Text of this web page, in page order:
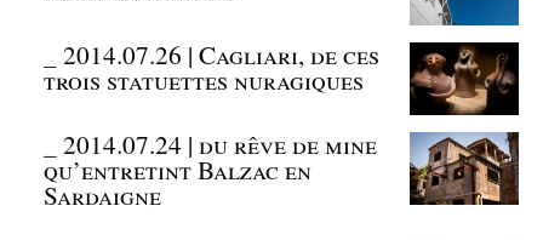
_2014.07.26 | Cagliari, de ces
trois statuettes nuragiques
_2014.07.24 | du rêve de mine
qu’entretint Balzac en
Sardaigne